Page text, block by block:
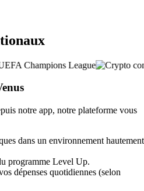
notre app, notre plateforme vous
dans un environnement hautement
programme Level Up.
dépenses quotidiennes (selon